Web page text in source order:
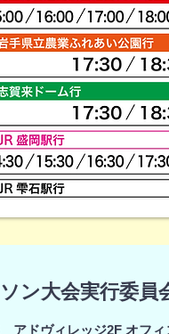
ン大会実行委員
ドヴィレッジ2F オフィ